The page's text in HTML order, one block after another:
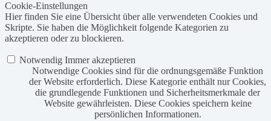
Cookie-Einstellungen
Hier finden Sie eine Übersicht über alle verwendeten Cookies und
Skripte. Sie haben die Möglichkeit folgende Kategorien zu
akzeptieren oder zu blockieren.
Notwendig Immer akzeptieren
Notwendige Cookies sind für die ordnungsgemäße Funktion
der Website erforderlich. Diese Kategorie enthält nur Cookies,
die grundlegende Funktionen und Sicherheitsmerkmale der
Website gewährleisten. Diese Cookies speichern keine
persönlichen Informationen.